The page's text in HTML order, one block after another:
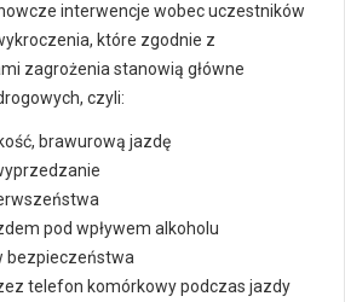
interwencje wobec uczestników
które zgodnie z
zagrożenia stanowią główne
czyli:
brawurową jazdę
pod wpływem alkoholu
bezpieczeństwa
telefon komórkowy podczas jazdy